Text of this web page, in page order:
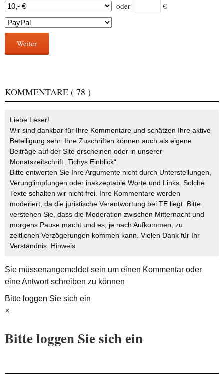
oder €
Weiter
KOMMENTARE ( 78 )
Liebe Leser!
Wir sind dankbar für Ihre Kommentare und schätzen Ihre aktive
Beteiligung sehr. Ihre Zuschriften können auch als eigene
Beiträge auf der Site erscheinen oder in unserer
Monatszeitschrift „Tichys Einblick“.
Bitte entwerten Sie Ihre Argumente nicht durch Unterstellungen,
Verunglimpfungen oder inakzeptable Worte und Links. Solche
Texte schalten wir nicht frei. Ihre Kommentare werden
moderiert, da die juristische Verantwortung bei TE liegt. Bitte
verstehen Sie, dass die Moderation zwischen Mitternacht und
morgens Pause macht und es, je nach Aufkommen, zu
zeitlichen Verzögerungen kommen kann. Vielen Dank für Ihr
Verständnis. Hinweis
Sie müssenangemeldetsein um einen Kommentar oder
eine Antwort schreiben zu können
Bitte loggen Sie sich ein
×
Bitte loggen Sie sich ein